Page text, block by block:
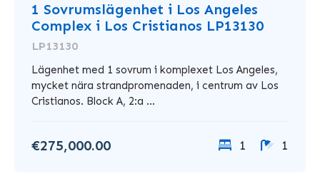
1 Sovrumslägenhet i Los Angeles
Complex i Los Cristianos LP13130
LP13130
Lägenhet med 1 sovrum i komplexet Los Angeles,
mycket nära strandpromenaden, i centrum av Los
Cristianos. Block A, 2:a ...
€275,000.00 1 1